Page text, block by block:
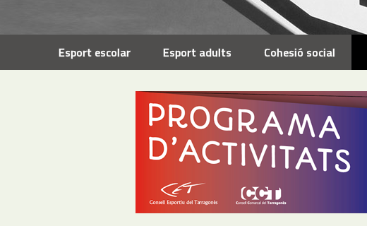
Esport escolar Esport adults Cohesió social